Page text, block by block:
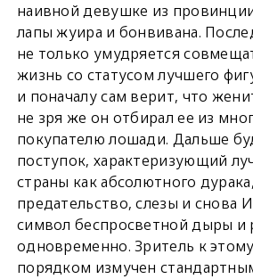
наивной девушке из
лапы жуира и бонвивана.
не только умудряется
жизнь со статусом лучшего
и поначалу сам верит, что
не зря же он отбирал ее из
покупателю лошади. Дальше
поступок, характеризующий
страны как абсолютного
предательство, слезы и снова
символ беспросветной дыры и
одновременно. Зритель к
порядком измучен